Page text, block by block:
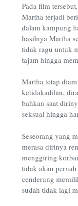
Pada film tersebut,
Martha terjadi
dalam kampung
hasilnya Martha
tidak ragu untuk
tajam hingga
Martha tetap
ketidakadilan,
bahkan saat
seksual hingga
Seseorang yang
merasa dirinya
menggiring
tidak akan
cenderung
sudah tidak lagi